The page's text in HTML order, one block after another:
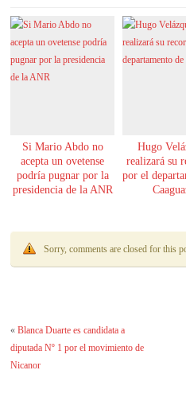
Si Mario Abdo no
acepta un ovetense
podría pugnar por la
presidencia de la ANR
Hugo
realizará su
por el
Sorry, comments are closed for this
«Blanca Duarte es candidata a
diputada Nº 1 por el movimiento de
Nicanor